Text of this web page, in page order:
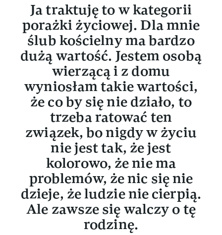
Ja traktuję to w kategorii
porażki życiowej. Dla mnie
ślub kościelny ma bardzo
dużą wartość. Jestem osobą
wierzącą i z domu
wyniosłam takie wartości,
że co by się nie działo, to
trzeba ratować ten
związek, bo nigdy w życiu
nie jest tak, że jest
kolorowo, że nie ma
problemów, że nic się nie
dzieje, że ludzie nie cierpią.
Ale zawsze się walczy o tę
rodzinę.